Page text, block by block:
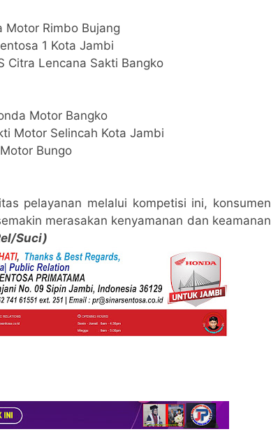
Motor Rimbo Bujang
1 Kota Jambi
Citra Lencana Sakti Bangko
Motor Bangko
Motor Selincah Kota Jambi
Bungo
pelayanan melalui kompetisi ini, konsumen
merasakan kenyamanan dan keamanan
Suci)